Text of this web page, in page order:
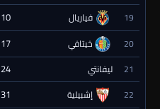
19 فياريال 10 يناير 2027 - 19:00
20 خيتافي 17 يناير 2027 - 19:00
21 ليفانتي 24 يناير 2027 - 19:00
22 إشبيلية 31 يناير 2027 - 19:00